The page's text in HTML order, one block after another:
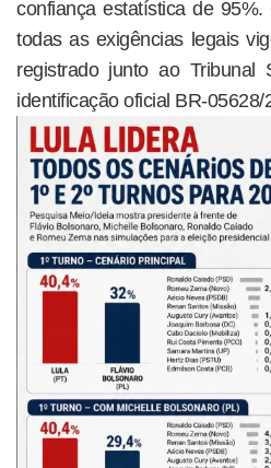
confiança estatística de
todas as exigências legais
registrado junto ao Tribunal
identificação oficial BR-05628/